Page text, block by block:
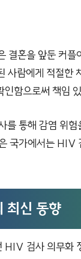
결혼을 앞둔 커
사람에게 적절한
함으로써 책임
를 통해 감염 위
국가에서는 HIV
최신 동향
HIV 검사 의무화